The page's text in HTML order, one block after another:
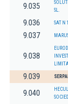
9.035
SL.
9.036 SAT N
9.037
9.038
9.039
9.040